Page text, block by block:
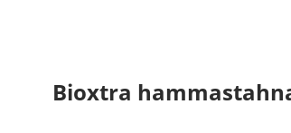
Bioxtra